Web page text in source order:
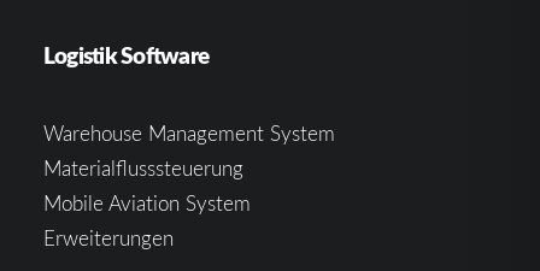
Logistik Software
Warehouse Management System
Materialflusssteuerung
Mobile Aviation System
Erweiterungen